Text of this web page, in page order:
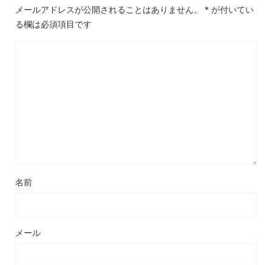
メールアドレスが公開されることはありません。 * が付いてい
る欄は必須項目です
名前
メール